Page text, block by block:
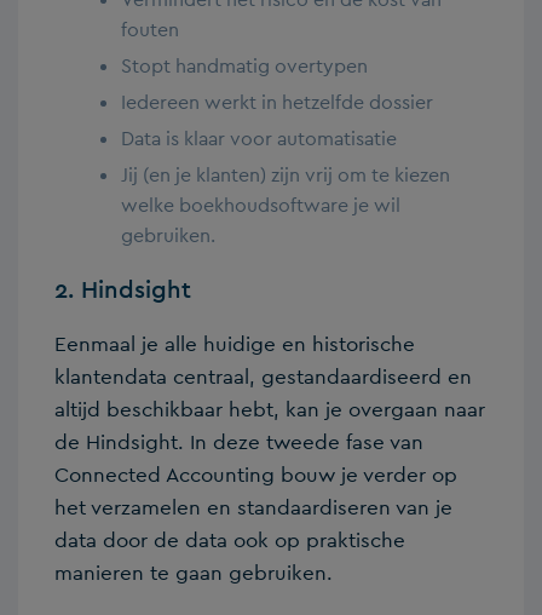
fouten
Stopt handmatig overtypen
Iedereen werkt in hetzelfde dossier
Data is klaar voor automatisatie
Jij (en je klanten) zijn vrij om te kiezen
welke boekhoudsoftware je wil
gebruiken.
2. Hindsight
Eenmaal je alle huidige en historische
klantendata centraal, gestandaardiseerd en
altijd beschikbaar hebt, kan je overgaan naar
de Hindsight. In deze tweede fase van
Connected Accounting bouw je verder op
het verzamelen en standaardiseren van je
data door de data ook op praktische
manieren te gaan gebruiken.